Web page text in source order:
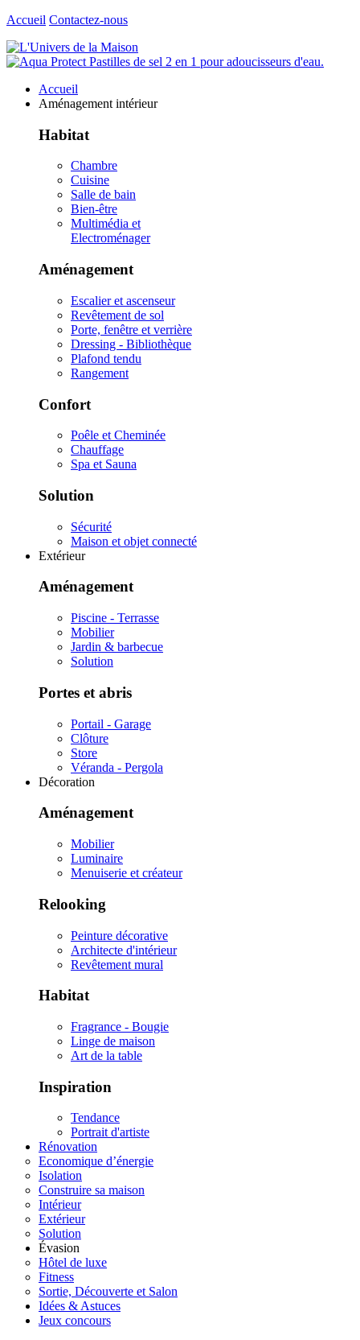
Accueil Contactez-nous
Accueil
Aménagement intérieur
Habitat
Chambre
Cuisine
Salle de bain
Bien-être
Multimédia et
Electroménager
Aménagement
Escalier et ascenseur
Revêtement de sol
Porte, fenêtre et verrière
Dressing - Bibliothèque
Plafond tendu
Rangement
Confort
Poêle et Cheminée
Chauffage
Spa et Sauna
Solution
Sécurité
Maison et objet connecté
Extérieur
Aménagement
Piscine - Terrasse
Mobilier
Jardin & barbecue
Solution
Portes et abris
Portail - Garage
Clôture
Store
Véranda - Pergola
Décoration
Aménagement
Mobilier
Luminaire
Menuiserie et créateur
Relooking
Peinture décorative
Architecte d'intérieur
Revêtement mural
Habitat
Fragrance - Bougie
Linge de maison
Art de la table
Inspiration
Tendance
Portrait d'artiste
Rénovation
Economique d’énergie
Isolation
Construire sa maison
Intérieur
Extérieur
Solution
Évasion
Hôtel de luxe
Fitness
Sortie, Découverte et Salon
Idées & Astuces
Jeux concours